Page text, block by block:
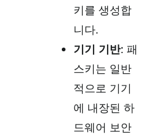
키를 생성합
니다.
기기 기반: 패
스키는 일반
적으로 기기
에 내장된 하
드웨어 보안